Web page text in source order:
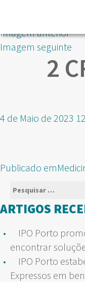
Imagem anterior
Imagem seguinte
2
Publicado
4 de Maio de 2023
NAVEGAÇÃO
ARTIGOS
Publicado em
Pesquisar
por:
ARTIGOS
IPO Porto
encontrar
IPO Porto
Expressos em